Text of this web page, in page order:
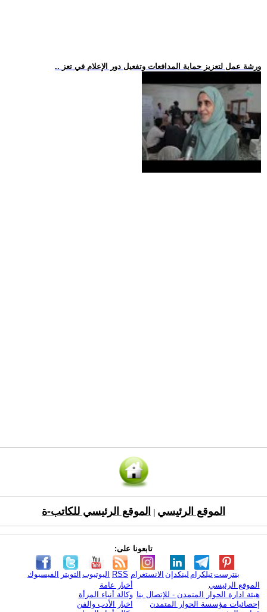
.. ورشة عمل لتعزيز حماية المدافعات وتفعيل دور الإعلام في تعز
الموقع الرئيسي الموقع الرئيسي للكاتب-ة
تابعونا على:
الفيسبوك التويتر اليوتيوب RSS الانستغرام لينكدإن تيلكرامبنترست
الموقع الرئيسي
هيئة ادارة الحوار المتمدن - للإتصال بنا
إحصائيات مؤسسة الحوار المتمدن
أخبار عامة
وكالة أنباء المرأة
اخبار الأدب والفن